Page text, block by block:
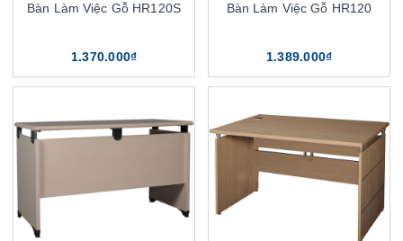
Bàn Làm Việc Gỗ HR120S
1.370.000₫
Bàn Làm Việc Gỗ HR120
1.389.000₫